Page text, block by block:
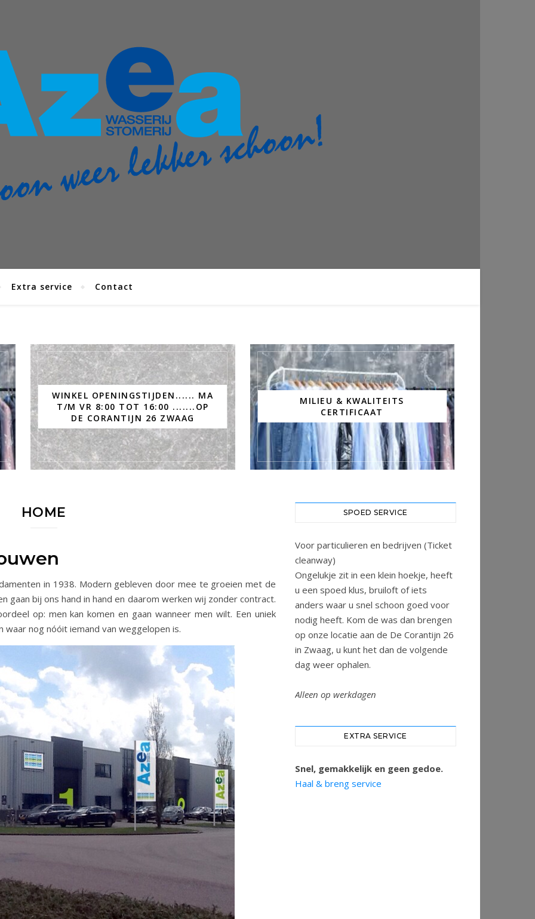
Extra service Contact
WINKEL OPENINGSTIJDEN...... MA
T/M VR 8:00 TOT 16:00 .......OP
DE CORANTIJN 26 ZWAAG
MILIEU & KWALITEITS
CERTIFICAAT
HOME
in 1938. Modern gebleven door mee te groeien met de
gaan bij ons hand in hand en daarom werken wij zonder contract.
op: men kan komen en gaan wanneer men wilt. Een uniek
nog nóóit iemand van weggelopen is.
SPOED SERVICE
Voor particulieren en bedrijven (Ticket
cleanway)
Ongelukje zit in een klein hoekje, heeft
u een spoed klus, bruiloft of iets
anders waar u snel schoon goed voor
nodig heeft. Kom de was dan brengen
op onze locatie aan de De Corantijn 26
in Zwaag, u kunt het dan de volgende
dag weer ophalen.
Alleen op werkdagen
EXTRA SERVICE
Snel, gemakkelijk en geen gedoe.
Haal & breng service